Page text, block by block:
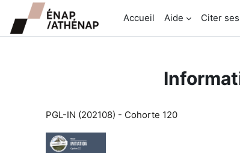
Passer au contenu principal
Accueil
Aide Citer
PGL-IN (202108) - Cohorte 120